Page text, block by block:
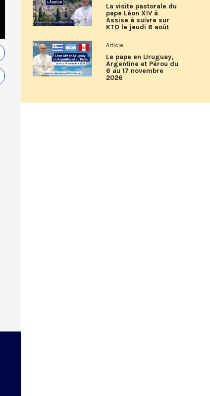
La visite pastorale du
pape Léon XIV à
Assise à suivre sur
KTO le jeudi 6 août
Article
Le pape en Uruguay,
Argentine et Pérou du
6 au 17 novembre
2026